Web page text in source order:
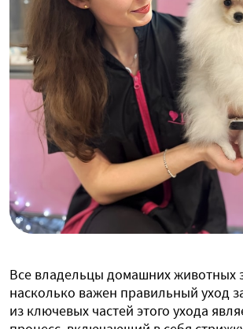
Все владельцы домашних животных
насколько важен правильный уход
из ключевых частей этого ухода